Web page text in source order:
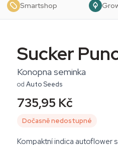
Smartshop
Sucker
Konopna seminka
od Auto Seeds
735,95 Kč
Dočasně nedostupné
Kompaktní indica autoflower